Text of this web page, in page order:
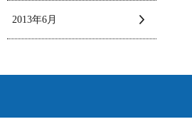
2013年6月